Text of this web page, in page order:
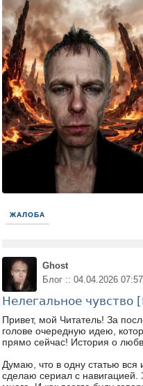
ЖАЛОБА
Ghost
Блог :: 04.04.2026
Нелегальное чувство
Привет, мой Читатель! За
голове очередную идею,
прямо сейчас! История о
Думаю, что в одну статью вся
сделаю сериал с навигацией.